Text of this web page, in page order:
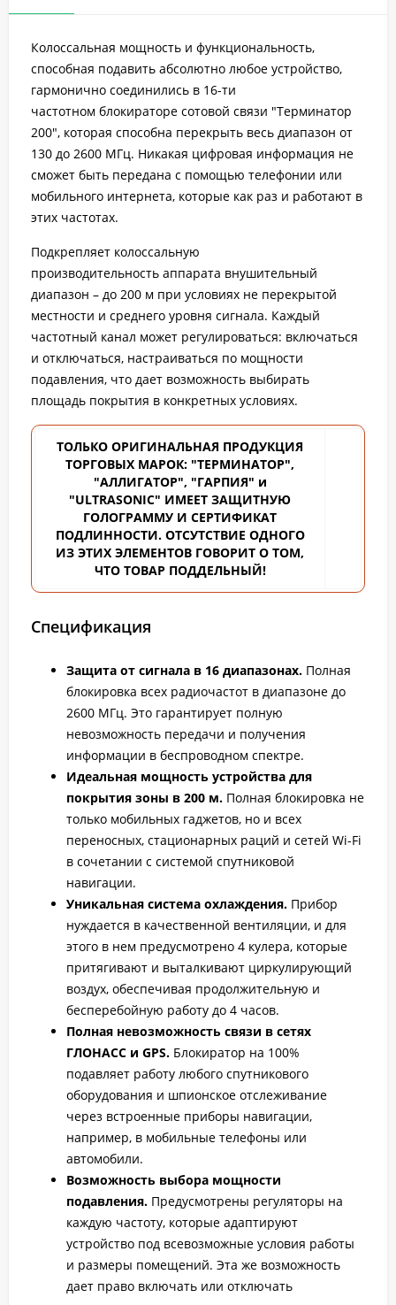
Колоссальная мощность и функциональность,
способная подавить абсолютно любое устройство,
гармонично соединились в 16-ти
частотном блокираторе сотовой связи "Терминатор
200", которая способна перекрыть весь диапазон от
130 до 2600 МГц. Никакая цифровая информация не
сможет быть передана с помощью телефонии или
мобильного интернета, которые как раз и работают в
этих частотах.
Подкрепляет колоссальную
производительность аппарата внушительный
диапазон – до 200 м при условиях не перекрытой
местности и среднего уровня сигнала. Каждый
частотный канал может регулироваться: включаться
и отключаться, настраиваться по мощности
подавления, что дает возможность выбирать
площадь покрытия в конкретных условиях.
ТОЛЬКО ОРИГИНАЛЬНАЯ ПРОДУКЦИЯ
ТОРГОВЫХ МАРОК: "ТЕРМИНАТОР",
"АЛЛИГАТОР", "ГАРПИЯ" и
"ULTRASONIC" ИМЕЕТ ЗАЩИТНУЮ
ГОЛОГРАММУ И СЕРТИФИКАТ
ПОДЛИННОСТИ. ОТСУТСТВИЕ ОДНОГО
ИЗ ЭТИХ ЭЛЕМЕНТОВ ГОВОРИТ О ТОМ,
ЧТО ТОВАР ПОДДЕЛЬНЫЙ!
Спецификация
Защита от сигнала в 16 диапазонах. Полная
блокировка всех радиочастот в диапазоне до
2600 МГц. Это гарантирует полную
невозможность передачи и получения
информации в беспроводном спектре.
Идеальная мощность устройства для
покрытия зоны в 200 м. Полная блокировка не
только мобильных гаджетов, но и всех
переносных, стационарных раций и сетей Wi-Fi
в сочетании с системой спутниковой
навигации.
Уникальная система охлаждения. Прибор
нуждается в качественной вентиляции, и для
этого в нем предусмотрено 4 кулера, которые
притягивают и выталкивают циркулирующий
воздух, обеспечивая продолжительную и
бесперебойную работу до 4 часов.
Полная невозможность связи в сетях
ГЛОНАСС и GPS. Блокиратор на 100%
подавляет работу любого спутникового
оборудования и шпионское отслеживание
через встроенные приборы навигации,
например, в мобильные телефоны или
автомобили.
Возможность выбора мощности
подавления. Предусмотрены регуляторы на
каждую частоту, которые адаптируют
устройство под всевозможные условия работы
и размеры помещений. Эта же возможность
дает право включать или отключать